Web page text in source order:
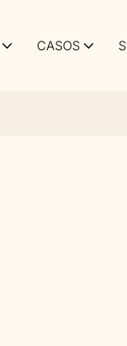
CASOS